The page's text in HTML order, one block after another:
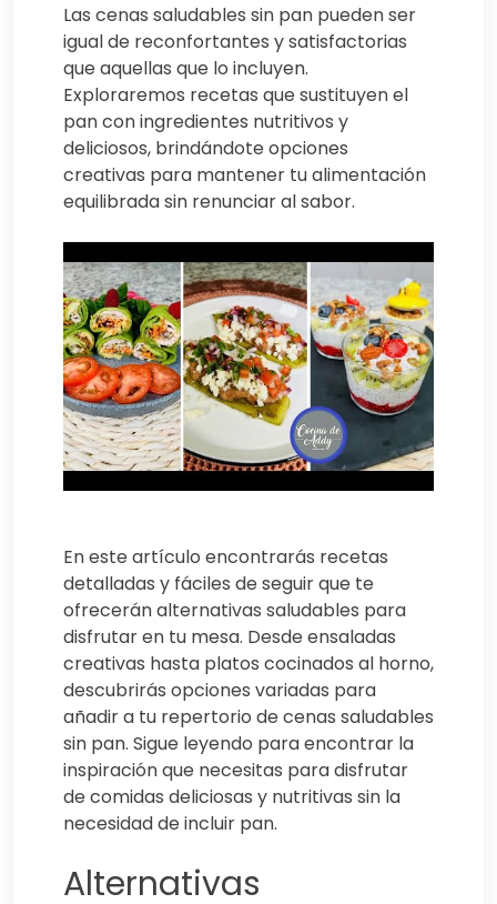
Las cenas saludables sin pan pueden ser
igual de reconfortantes y satisfactorias
que aquellas que lo incluyen.
Exploraremos recetas que sustituyen el
pan con ingredientes nutritivos y
deliciosos, brindándote opciones
creativas para mantener tu alimentación
equilibrada sin renunciar al sabor.
En este artículo encontrarás recetas
detalladas y fáciles de seguir que te
ofrecerán alternativas saludables para
disfrutar en tu mesa. Desde ensaladas
creativas hasta platos cocinados al horno,
descubrirás opciones variadas para
añadir a tu repertorio de cenas saludables
sin pan. Sigue leyendo para encontrar la
inspiración que necesitas para disfrutar
de comidas deliciosas y nutritivas sin la
necesidad de incluir pan.
Alternativas